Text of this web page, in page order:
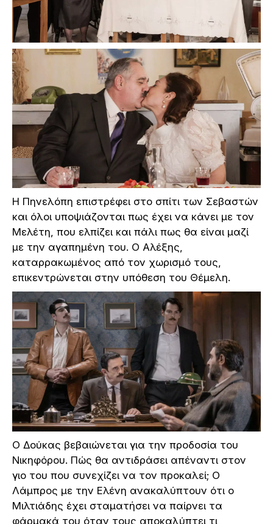
Η Πηνελόπη επιστρέφει στο σπίτι των Σεβαστών
και όλοι υποψιάζονται πως έχει να κάνει με τον
Μελέτη, που ελπίζει και πάλι πως θα είναι μαζί
με την αγαπημένη του. Ο Αλέξης,
καταρρακωμένος από τον χωρισμό τους,
επικεντρώνεται στην υπόθεση του Θέμελη.
Ο Δούκας βεβαιώνεται για την προδοσία του
Νικηφόρου. Πώς θα αντιδράσει απέναντι στον
γιο του που συνεχίζει να τον προκαλεί; Ο
Λάμπρος με την Ελένη ανακαλύπτουν ότι ο
Μιλτιάδης έχει σταματήσει να παίρνει τα
φάρμακά του όταν τους αποκαλύπτει τι